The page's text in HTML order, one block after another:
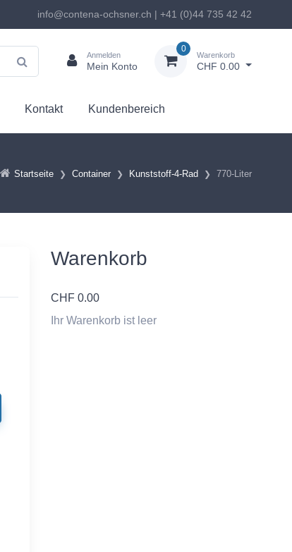
info@contena-ochsner.ch | +41 (0)44 735 42 42
Anmelden
Mein Konto
0
Warenkorb
CHF 0.00
Kontakt Kundenbereich
Startseite Container Kunststoff-4-Rad 770-Liter
Warenkorb
CHF 0.00
Ihr Warenkorb ist leer